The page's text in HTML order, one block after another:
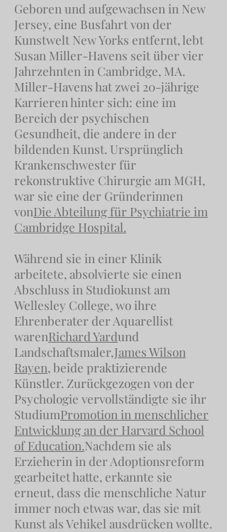
Geboren und aufgewachsen in New
Jersey, eine Busfahrt von der
Kunstwelt New Yorks entfernt, lebt
Susan Miller-Havens seit über vier
Jahrzehnten in Cambridge, MA.
Miller-Havens hat zwei 20-jährige
Karrieren hinter sich: eine im
Bereich der psychischen
Gesundheit, die andere in der
bildenden Kunst. Ursprünglich
Krankenschwester für
rekonstruktive Chirurgie am MGH,
war sie eine der Gründerinnen
vonDie Abteilung für Psychiatrie im
Cambridge Hospital.
Während sie in einer Klinik
arbeitete, absolvierte sie einen
Abschluss in Studiokunst am
Wellesley College, wo ihre
Ehrenberater der Aquarellist
warenRichard Yardund
Landschaftsmaler,James Wilson
Rayen, beide praktizierende
Künstler. Zurückgezogen von der
Psychologie vervollständigte sie ihr
StudiumPromotion in menschlicher
Entwicklung an der Harvard School
of Education.Nachdem sie als
Erzieherin in der Adoptionsreform
gearbeitet hatte, erkannte sie
erneut, dass die menschliche Natur
immer noch etwas war, das sie mit
Kunst als Vehikel ausdrücken wollte.